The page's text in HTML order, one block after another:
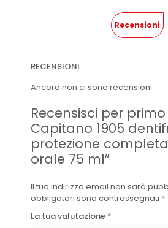
Recensioni
RECENSIONI
Ancora non ci sono recensioni.
Recensisci per
Capitano 1905
protezione
orale 75 ml”
Il tuo indirizzo email non sarà
obbligatori sono contrassegnati *
La tua valutazione *